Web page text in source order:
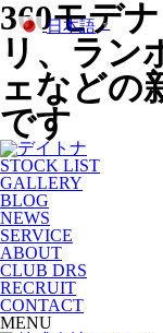
360モデ
リ、ラン
ェなどの
です
STOCK LIST
GALLERY
BLOG
NEWS
SERVICE
ABOUT
CLUB DRS
RECRUIT
CONTACT
MENU
日本語 ▼